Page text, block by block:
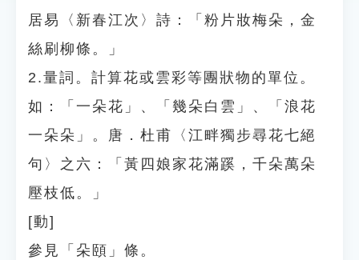
居易〈新春江次〉詩：「粉片妝梅朵，金
絲刷柳條。」
2.量詞。計算花或雲彩等團狀物的單位。
如：「一朵花」、「幾朵白雲」、「浪花
一朵朵」。唐．杜甫〈江畔獨步尋花七絕
句〉之六：「黃四娘家花滿蹊，千朵萬朵
壓枝低。」
[動]
參見「朵頤」條。